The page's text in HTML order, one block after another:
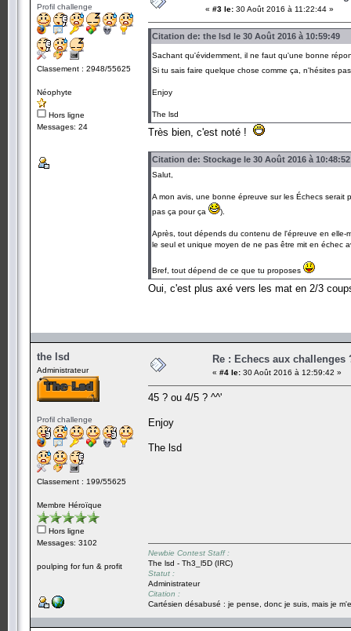
Profil challenge
Classement : 2948/55625
Néophyte
Hors ligne
Messages: 24
« #3 le: 30 Août 2016 à 11:22:44 »
Citation de: the lsd le 30 Août 2016 à 10:59:49
Sachant qu'évidemment, il ne faut qu'une bonne
Si tu sais faire quelque chose comme ça, n'hésites
Enjoy
The lsd
Très bien, c'est noté !
Citation de: Stockage le 30 Août 2016 à 10:48:52
Salut,
A mon avis, une bonne épreuve sur les Échecs serait
pas ça pour ça
).
Après, tout dépends du contenu de l'épreuve en
le seul et unique moyen de ne pas être mit en échec
Bref, tout dépend de ce que tu proposes
Oui, c'est plus axé vers les mat en 2/3
the lsd
Administrateur
Profil challenge
Classement : 199/55625
Membre Héroïque
Hors ligne
Messages: 3102
poulping for fun & profit
Re : Echecs aux challenges
« #4 le: 30 Août 2016 à 12:59:42 »
45 ? ou 4/5 ? ^^'
Enjoy
The lsd
Newbie Contest Staff :
The lsd - Th3_l5D (IRC)
Statut :
Administrateur
Citation :
Cartésien désabusé : je pense, donc je suis, mais je